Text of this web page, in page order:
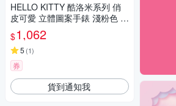
HELLO KITTY 酷洛米系列 俏
皮可愛 立體圖案手錶 淺粉色 K
T081LWPP1_30mm
$1,062
5 (1)
券
貨到通知我